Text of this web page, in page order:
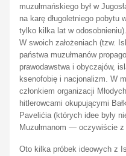
muzułmańskiego był w
na karę długoletniego pobytu
tylko kilka lat w odosobnieniu).
W swoich założeniach (tzw.
państwa muzułmanów
prawodawstwa i obyczajów,
ksenofobię i nacjonalizm. W
członkiem organizacji
hitlerowcami okupującymi
Pavelićia (których idee były
Muzułmanom — oczywiście
Oto kilka próbek ideowych z